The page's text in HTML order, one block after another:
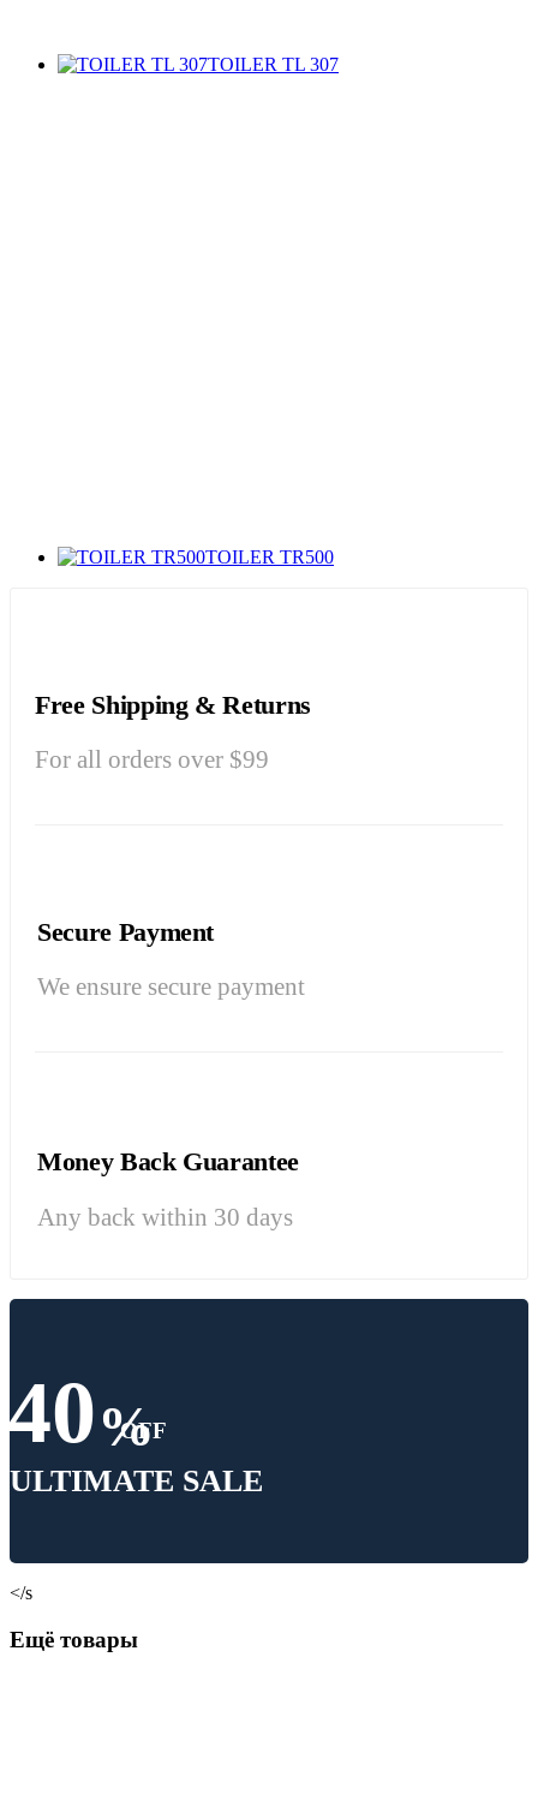
TOILER TL 307
TOILER TR500
Free Shipping & Returns
For all orders over $99
Secure Payment
We ensure secure payment
Money Back Guarantee
Any back within 30 days
40%
OFF
ULTIMATE SALE
</s
Ещё товары